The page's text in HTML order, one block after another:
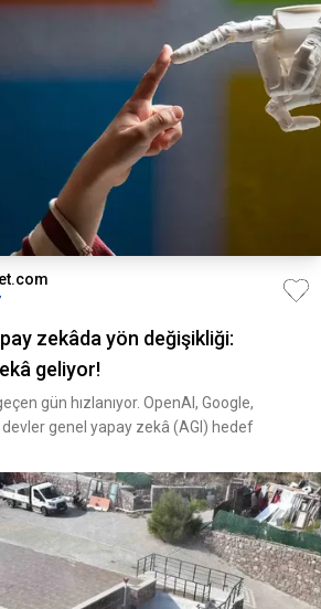
zekâda yön değişikliği:
geliyor!
gün hızlanıyor. OpenAI, Google,
genel yapay zekâ (AGI) hedef